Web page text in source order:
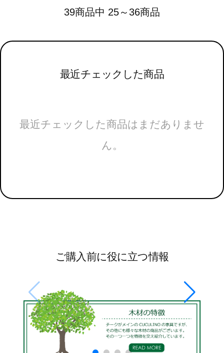
39商品中 25～36商品
最近チェックした商品
最近チェックした商品はまだありませ
ん。
ご購入前に役に立つ情報